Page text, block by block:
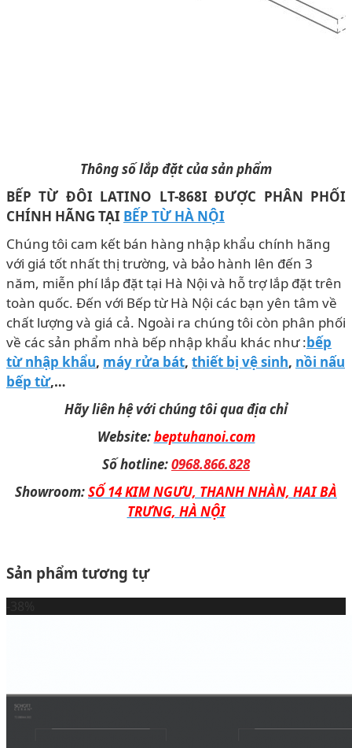
Thông số lắp đặt của sản phẩm
BẾP TỪ ĐÔI LATINO LT-868I ĐƯỢC PHÂN PHỐI
CHÍNH HÃNG TẠI BẾP TỪ HÀ NỘI
Chúng tôi cam kết bán hàng nhập khẩu chính hãng
với giá tốt nhất thị trường, và bảo hành lên đến 3
năm, miễn phí lắp đặt tại Hà Nội và hỗ trợ lắp đặt trên
toàn quốc. Đến với Bếp từ Hà Nội các bạn yên tâm về
chất lượng và giá cả. Ngoài ra chúng tôi còn phân phối
về các sản phẩm nhà bếp nhập khẩu khác như :bếp
từ nhập khẩu, máy rửa bát, thiết bị vệ sinh, nồi nấu
bếp từ,…
Hãy liên hệ với chúng tôi qua địa chỉ
Website:beptuhanoi.com
Số hotline:0968.866.828
Showroom:SỐ 14 KIM NGƯU, THANH NHÀN, HAI BÀ
TRƯNG, HÀ NỘI
Sản phẩm tương tự